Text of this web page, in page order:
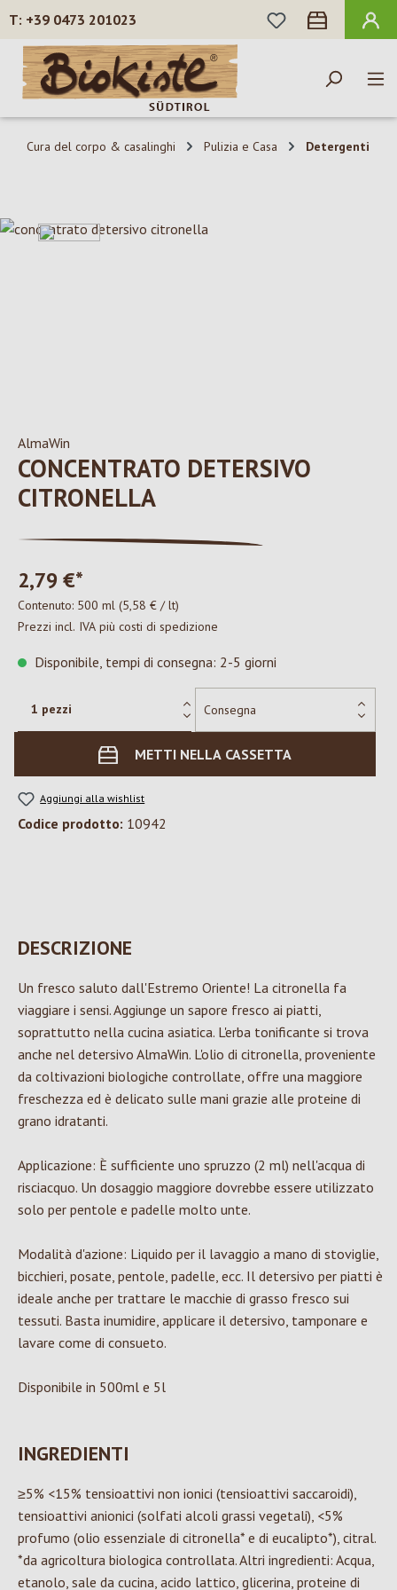
Passa al contenuto principale
+39 0473 201023
HAI 0 ARTICOLI
Cura del corpo & casalinghi Pulizia e Casa Detergenti
Salta la galleria di immagini
AlmaWin
CONCENTRATO DETERSIVO
CITRONELLA
2,79 €*
Contenuto: 500 ml (5,58 € / lt)
Prezzi incl. IVA più costi di spedizione
Disponibile, tempi di consegna: 2-5 giorni
METTI NELLA CASSETTA
Aggiungi alla wishlist
Codice prodotto: 10942
DESCRIZIONE
Un fresco saluto dall'Estremo Oriente! La citronella fa
viaggiare i sensi. Aggiunge un sapore fresco ai piatti,
soprattutto nella cucina asiatica. L'erba tonificante si trova
anche nel detersivo AlmaWin. L'olio di citronella, proveniente
da coltivazioni biologiche controllate, offre una maggiore
freschezza ed è delicato sulle mani grazie alle proteine di
grano idratanti.
Applicazione: È sufficiente uno spruzzo (2 ml) nell'acqua di
risciacquo. Un dosaggio maggiore dovrebbe essere utilizzato
solo per pentole e padelle molto unte.
Modalità d'azione: Liquido per il lavaggio a mano di stoviglie,
bicchieri, posate, pentole, padelle, ecc. Il detersivo per piatti è
ideale anche per trattare le macchie di grasso fresco sui
tessuti. Basta inumidire, applicare il detersivo, tamponare e
lavare come di consueto.
Disponibile in 500ml e 5l
INGREDIENTI
≥5% <15% tensioattivi non ionici (tensioattivi saccaroidi),
tensioattivi anionici (solfati alcoli grassi vegetali), <5%
profumo (olio essenziale di citronella* e di eucalipto*), citral.
*da agricoltura biologica controllata. Altri ingredienti: Acqua,
etanolo, sale da cucina, acido lattico, glicerina, proteine di